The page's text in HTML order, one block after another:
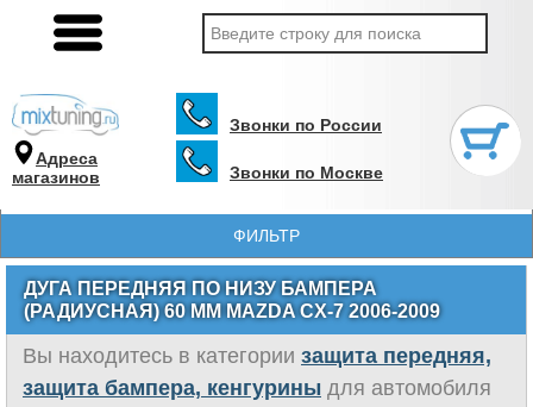
Адреса
магазинов
Звонки по России
Звонки по Москве
ФИЛЬТР
ДУГА ПЕРЕДНЯЯ ПО НИЗУ БАМПЕРА
(РАДИУСНАЯ) 60 ММ MAZDA CX-7 2006-2009
Вы находитесь в категории защита передняя,
защита бампера, кенгурины для автомобиля